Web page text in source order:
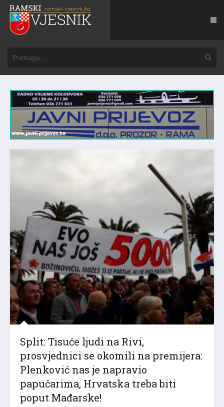
Split: Tisuće ljudi na Rivi,
prosvjednici se okomili na premijera:
Plenković nas je napravio
papučarima, Hrvatska treba biti
poput Mađarske!